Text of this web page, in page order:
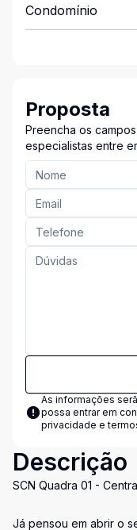
Condomínio
Proposta
Preencha os
especialistas entre
As informações
possa entrar em
privacidade e
Descrição
SCN Quadra 01 -
Já pensou em abrir o